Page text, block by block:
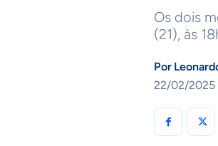
Os dois
(21), às
Por
22/02/2025